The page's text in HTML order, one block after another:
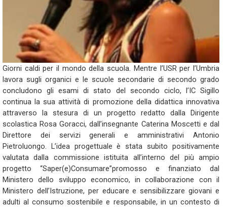
Giorni caldi per il mondo della scuola. Mentre l’USR per l’Umbria
lavora sugli organici e le scuole secondarie di secondo grado
concludono gli esami di stato del secondo ciclo, l’IC Sigillo
continua la sua attività di promozione della didattica innovativa
attraverso la stesura di un progetto redatto dalla Dirigente
scolastica Rosa Goracci, dall’insegnante Caterina Moscetti e dal
Direttore dei servizi generali e amministrativi Antonio
Pietroluongo. L’idea progettuale è stata subito positivamente
valutata dalla commissione istituita all’interno del più ampio
progetto “Saper(e)Consumare”promosso e finanziato dal
Ministero dello sviluppo economico, in collaborazione con il
Ministero dell’Istruzione, per educare e sensibilizzare giovani e
adulti al consumo sostenibile e responsabile, in un contesto di